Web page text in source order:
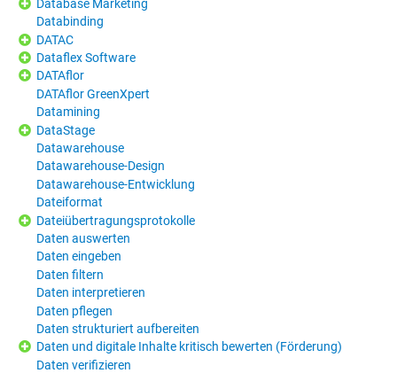
Database Marketing
Databinding
DATAC
Dataflex Software
DATAflor
DATAflor GreenXpert
Datamining
DataStage
Datawarehouse
Datawarehouse-Design
Datawarehouse-Entwicklung
Dateiformat
Dateiübertragungsprotokolle
Daten auswerten
Daten eingeben
Daten filtern
Daten interpretieren
Daten pflegen
Daten strukturiert aufbereiten
Daten und digitale Inhalte kritisch bewerten (Förderung)
Daten verifizieren